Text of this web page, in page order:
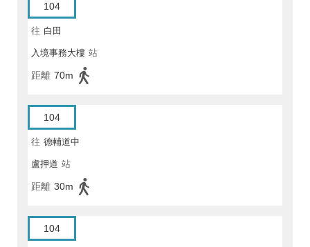
104
往 白田
入境事務大樓 站
距離 70m
104
往 德輔道中
盧押道 站
距離 30m
104